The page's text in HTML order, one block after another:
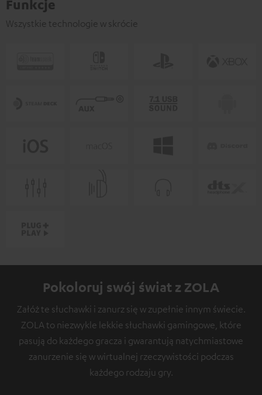
Funkcje
Wszystkie technologie w skrócie
Pokoloruj swój świat z ZOLA
Załóż te słuchawki i zanurz się w zupełnie innym świecie.
ZOLA to niezwykle lekkie słuchawki gamingowe, które
pasują do każdego gracza i gwarantują natychmiastowe
zanurzenie się w wirtualnej rzeczywistości podczas
każdego rodzaju gry.